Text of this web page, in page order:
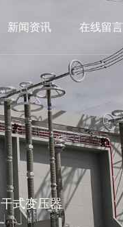
开关柜
其他项目
新闻资讯
行业动态
在线留言
干式变压器